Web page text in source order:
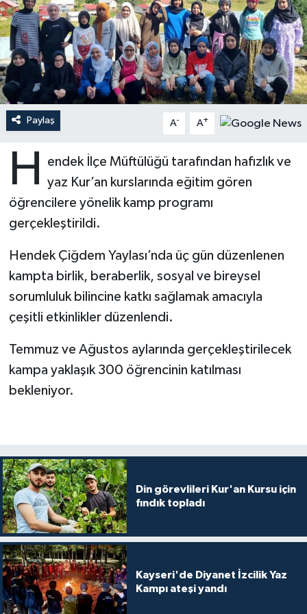
Paylaş A- A+
H
endek İlçe Müftülüğü tarafından hafızlık ve
yaz Kur’an kurslarında eğitim gören
öğrencilere yönelik kamp programı
gerçekleştirildi.
Hendek Çiğdem Yaylası’nda üç gün düzenlenen
kampta birlik, beraberlik, sosyal ve bireysel
sorumluluk bilincine katkı sağlamak amacıyla
çeşitli etkinlikler düzenlendi.
Temmuz ve Ağustos aylarında gerçekleştirilecek
kampa yaklaşık 300 öğrencinin katılması
bekleniyor.
Din görevlileri Kur'an Kursu için
fındık topladı
Kayseri'de Diyanet İzcilik Yaz
Kampı ateşi yandı
Ardahan Müftülüğü
Artvin Müftülüğü
Aydın Müftülüğü
Balıkesir Müftülüğü
Bartın Müftülüğü
Batman Müftülüğü
Bilecik Müftülüğü
Bingöl Müftülüğü
Bolu Müftülüğü
Çanakkale Müftülüğü
Çankırı Müftülüğü
Çorum Müftülüğü
Denizli Müftülüğü
Kudüs
Kurban
Mukabele
Peygamberimizin Hayatı
Ramazan
Sahabeler
Hutbeler
DİYANET AKADEMİ
DİYANET GENÇLİK
DİYANET RADYO/TV
DEPREM
Dünya
Kültür-Sanat
Aile
Makaleler
Podcast
Bilim, Teknoloji
Biyografiler
Diyanet TV